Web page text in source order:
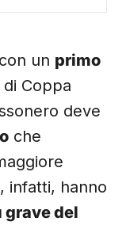
un primo
Coppa
deve
che
infatti, hanno
grave del